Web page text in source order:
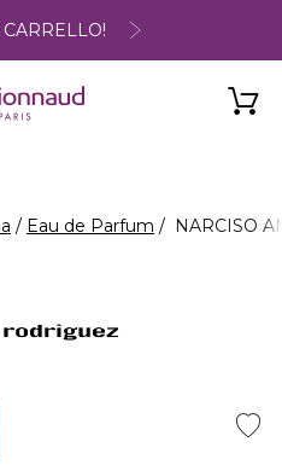
Eau de Parfum NARCISO